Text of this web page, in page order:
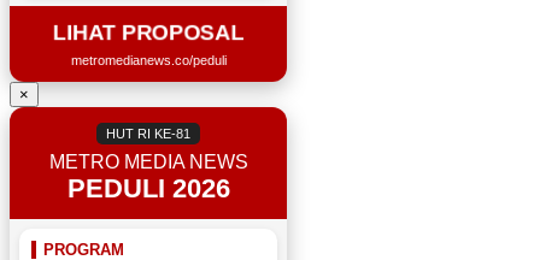
LIHAT PROPOSAL
metromedianews.co/peduli
×
HUT RI KE-81
METRO MEDIA NEWS
PEDULI 2026
PROGRAM